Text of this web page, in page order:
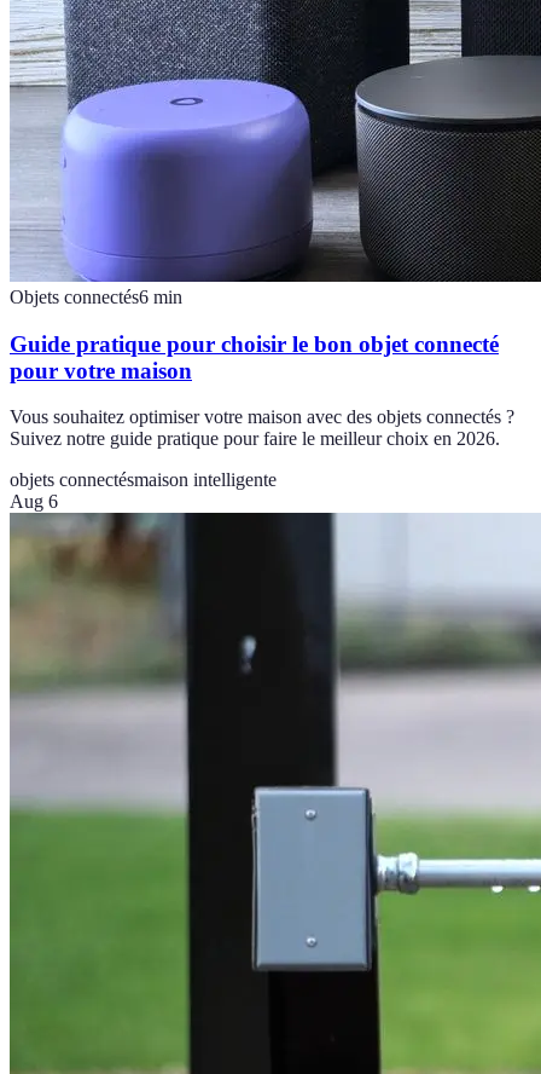
Objets connectés6 min
Guide pratique pour choisir le bon objet connecté
pour votre maison
Vous souhaitez optimiser votre maison avec des objets connectés ?
Suivez notre guide pratique pour faire le meilleur choix en 2026.
objets connectésmaison intelligente
Aug 6